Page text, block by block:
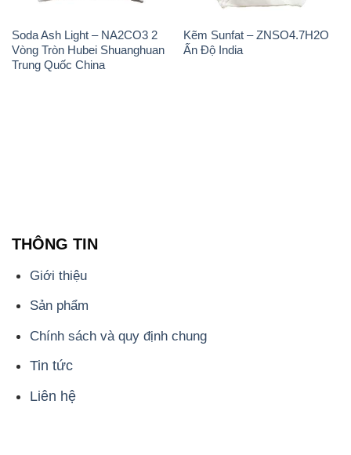
Soda Ash Light – NA2CO3 2
Vòng Tròn Hubei Shuanghuan
Trung Quốc China
Kẽm Sunfat – ZNSO4.7H2O
Ấn Độ India
THÔNG TIN
Giới thiệu
Sản phẩm
Chính sách và quy định chung
Tin tức
Liên hệ